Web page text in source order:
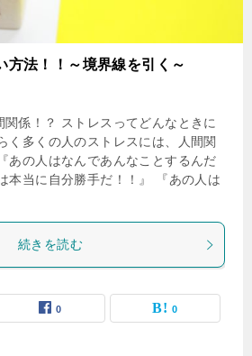
方法！！～境界線を引く～
関係！？ ストレスってどんなときに
く多くの人のストレスには、人間関
あの人はなんであんなことするんだ
本当に自分勝手だ！！』 『あの人は
続きを読む
0 0